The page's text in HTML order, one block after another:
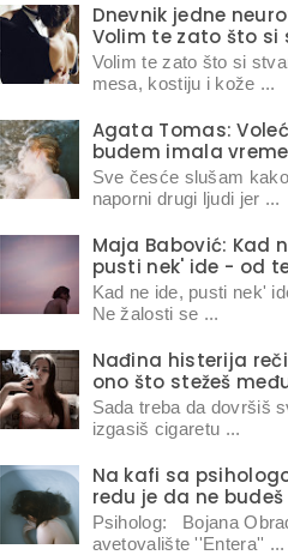
Dnevnik jedne
Volim te zato što si
Volim te zato što si
mesa, kostiju i kože ...
Agata Tomas:
budem imala
Sve česće slušam
naporni drugi ljudi jer ...
Maja Babović: Kad
pusti nek' ide - od
Kad ne ide, pusti nek'
Ne žalosti se ...
Nađina histerija
ono što stežeš
Sada treba da dovršiš
izgasiš cigaretu ...
Na kafi sa
redu je da ne
Psiholog: Bojana
avetovalište ''Entera'' ...